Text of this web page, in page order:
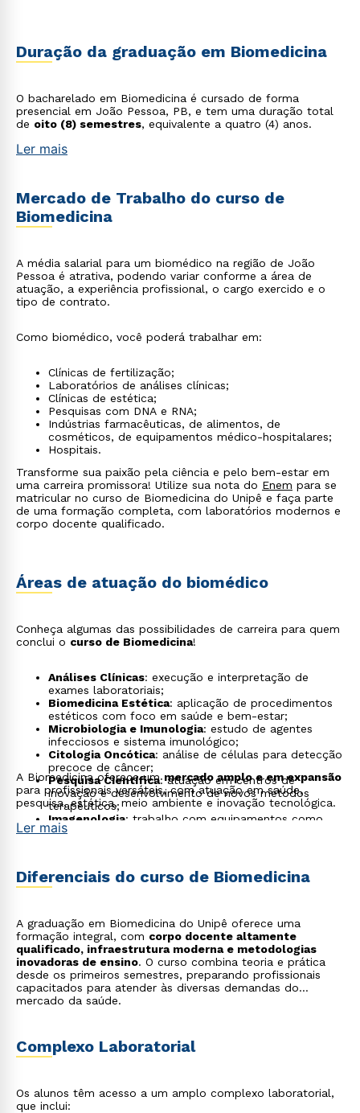
Duração da graduação em Biomedicina
O bacharelado em Biomedicina é cursado de forma
presencial em João Pessoa, PB, e tem uma duração total
de oito (8) semestres, equivalente a quatro (4) anos.
Ler mais
Mercado de Trabalho do curso de
Biomedicina
A média salarial para um biomédico na região de João
Pessoa é atrativa, podendo variar conforme a área de
atuação, a experiência profissional, o cargo exercido e o
tipo de contrato.
Como biomédico, você poderá trabalhar em:
Clínicas de fertilização;
Laboratórios de análises clínicas;
Clínicas de estética;
Pesquisas com DNA e RNA;
Indústrias farmacêuticas, de alimentos, de
cosméticos, de equipamentos médico-hospitalares;
Hospitais.
Transforme sua paixão pela ciência e pelo bem-estar em
uma carreira promissora! Utilize sua nota do Enem para se
matricular no curso de Biomedicina do Unipê e faça parte
de uma formação completa, com laboratórios modernos e
corpo docente qualificado.
Áreas de atuação do biomédico
Conheça algumas das possibilidades de carreira para quem
conclui o curso de Biomedicina!
Análises Clínicas: execução e interpretação de
exames laboratoriais;
Biomedicina Estética: aplicação de procedimentos
estéticos com foco em saúde e bem-estar;
Microbiologia e Imunologia: estudo de agentes
infecciosos e sistema imunológico;
Citologia Oncótica: análise de células para detecção
precoce de câncer;
Pesquisa Científica: atuação em centros de
inovação e desenvolvimento de novos métodos
terapêuticos;
Imagenologia: trabalho com equipamentos como
tomógrafos e ressonância magnética;
Banco de Sangue e Hemoterapia
: apoio em
transfusões e tratamentos hematológicos;
espermograma;
Análises Ambientais: para o saneamento do meio
ambiente, tratamento de água e efluentes, e emissão
de laudos técnicos em órgãos públicos ou empresas
privadas;
Farmacologia: desenvolve novos medicamentos,
realiza testes e estuda o efeito de substâncias
A Biomedicina oferece ummercado amplo e em expansão
para profissionais versáteis, com atuação em saúde,
pesquisa, estética, meio ambiente e inovação tecnológica.
Ler mais
Diferenciais do curso de Biomedicina
A graduação em Biomedicina do Unipê oferece uma
formação integral, com corpo docente altamente
qualificado, infraestrutura moderna e metodologias
inovadoras de ensino. O curso combina teoria e prática
desde os primeiros semestres, preparando profissionais
capacitados para atender às diversas demandas do
mercado da saúde.
Complexo Laboratorial
Os alunos têm acesso a um amplo complexo laboratorial,
que inclui: